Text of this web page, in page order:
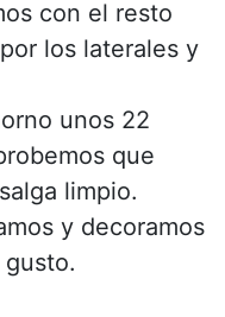
con el resto
los laterales y
unos 22
que
limpio.
y decoramos